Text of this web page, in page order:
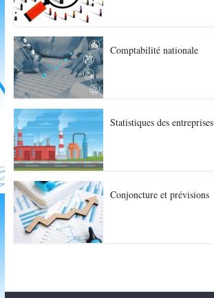
Comptabilité nationale
Statistiques des entreprises
Conjoncture et prévisions